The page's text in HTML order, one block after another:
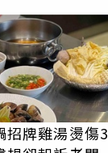
招牌雞湯燙傷3